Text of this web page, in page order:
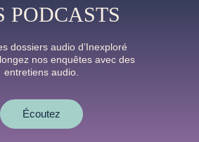
PODCASTS
dossiers audio d’Inexploré
nos enquêtes avec des
entretiens audio.
Écoutez